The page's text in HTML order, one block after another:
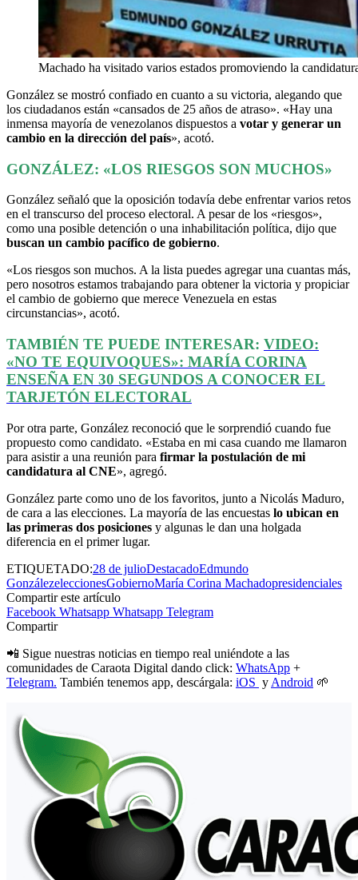
Machado ha visitado varios estados promoviendo la
González se mostró confiado en cuanto a su victoria, alegando que
los ciudadanos están «cansados de 25 años de atraso». «Hay una
inmensa mayoría de venezolanos dispuestos a votar y generar un
cambio en la dirección del país», acotó.
GONZÁLEZ: «LOS RIESGOS SON MUCHOS»
González señaló que la oposición todavía debe enfrentar varios retos
en el transcurso del proceso electoral. A pesar de los «riesgos»,
como una posible detención o una inhabilitación política, dijo que
buscan un cambio pacífico de gobierno.
«Los riesgos son muchos. A la lista puedes agregar una cuantas más,
pero nosotros estamos trabajando para obtener la victoria y propiciar
el cambio de gobierno que merece Venezuela en estas
circunstancias», acotó.
TAMBIÉN TE PUEDE INTERESAR: VIDEO:
«NO TE EQUIVOQUES»: MARÍA CORINA
ENSEÑA EN 30 SEGUNDOS A CONOCER EL
TARJETÓN ELECTORAL
Por otra parte, González reconoció que le sorprendió cuando fue
propuesto como candidato. «Estaba en mi casa cuando me llamaron
para asistir a una reunión para firmar la postulación de mi
candidatura al CNE», agregó.
González parte como uno de los favoritos, junto a Nicolás Maduro,
de cara a las elecciones. La mayoría de las encuestas lo ubican en
las primeras dos posiciones y algunas le dan una holgada
diferencia en el primer lugar.
ETIQUETADO:28 de julioDestacadoEdmundo
GonzálezeleccionesGobiernoMaría Corina Machadopresidenciales
Compartir este artículo
Facebook Whatsapp Whatsapp Telegram
Compartir
📲 Sigue nuestras noticias en tiempo real uniéndote a las
comunidades de Caraota Digital dando click: WhatsApp +
Telegram. También tenemos app, descárgala: iOS y Android 🌱